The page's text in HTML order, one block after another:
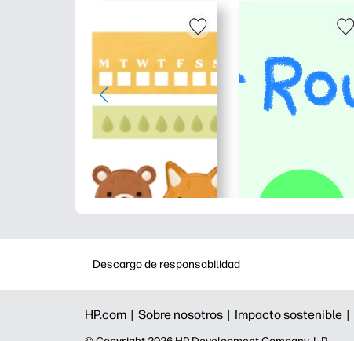
Descargo de responsabilidad
HP.com | Sobre nosotros | Impacto sostenible |